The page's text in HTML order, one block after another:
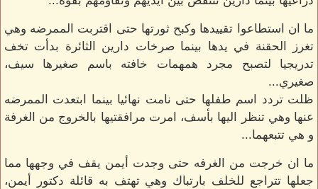
ما ان استطاعوا تقييدها وكبح ثورتها حتى اقتربت الممرضه وهي
تغرز الحقنة في يدها بينما صرخات دارين الثائرة بدأت تخف
تدريجيا لتصبح مجرد همهمات خافته باسم صغيرها سيف،
صغيري...
ظلت تردد اسم طفلها حتى نامت نهائيا بينما ابتعدت الممرضه
عنها وهي تنظر اليها بأسف، امرت مرافقتيها بالخروج من الغرفة
و هي تتبعهما...
ما ان خرجت من الغرفه حتى وجدت أيمن يقف في وجهها مما
جعلها تتراجع للخلف بارتباك وهي تهتف به قائلة دكتور أيمن،